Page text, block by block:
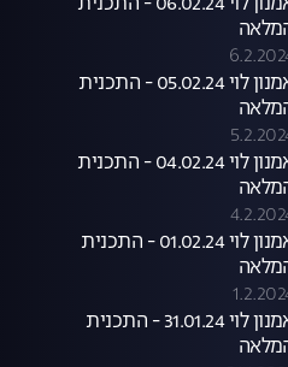
אמנון לוי 05.02.24 - התכנית
אמנון לוי 04.02.24 - התכנית
אמנון לוי 01.02.24 - התכנית
אמנון לוי 31.01.24 - התכנית